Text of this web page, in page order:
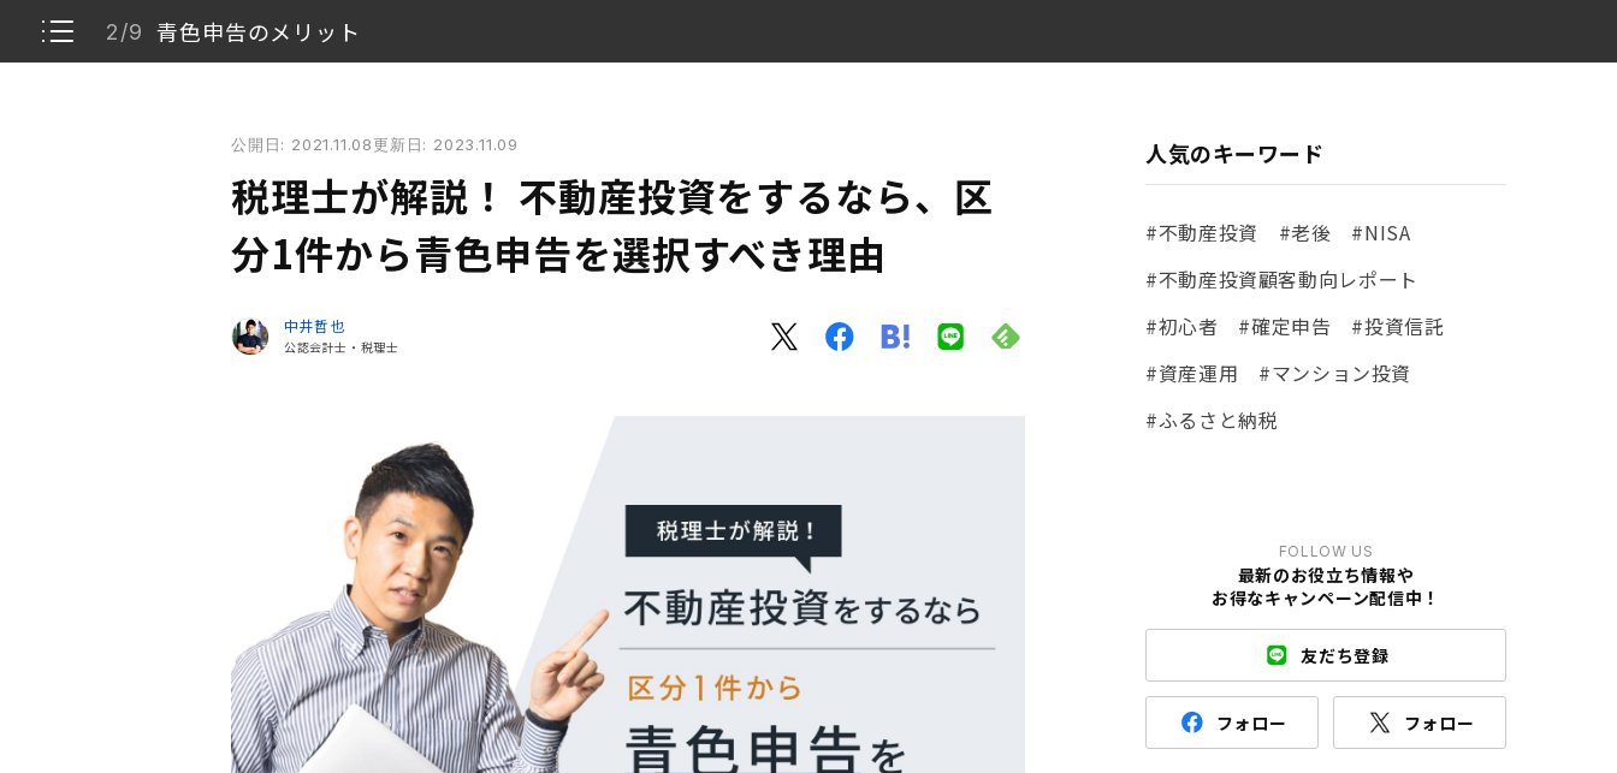
2/9 青色申告のメリット
青色申告のメリット
青色申告で申告するための準備
青色申告承認申請書の書き方
不動産投資をするなら青色申告を選択しましょう
公開日: 2021.11.08更新日: 2023.11.09
税理士が解説！ 不動産投資をするなら、区
分1件から青色申告を選択すべき理由
中井哲也
公認会計士・税理士
人気のキーワード
#不動産投資 #老後
#NISA
#不動産投資顧客動向レポート
#初心者
#確定申告
#投資信託
#資産運用
#マンション投資
#ふるさと納税
FOLLOW US
最新のお役立ち情報や
お得なキャンペーン配信中！
友だち登録
フォロー フォロー